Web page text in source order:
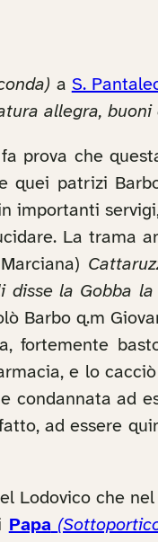
a S.
allegra,
prova che
quei patrizi
importanti
La trama
la Gobba
Barbo q.m
fortemente
e lo
condannata ad
ad essere
Lodovico che
Papa